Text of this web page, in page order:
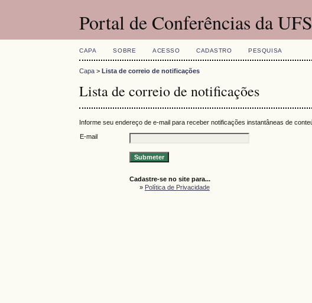
Portal de Conferências da
CAPA SOBRE ACESSO CADASTRO PESQUISA
Capa >Lista de correio de notificações
Lista de correio de notificações
Informe seu endereço de e-mail para receber notificações instantâneas de
E-mail
Cadastre-se no site para...
» Política de Privacidade